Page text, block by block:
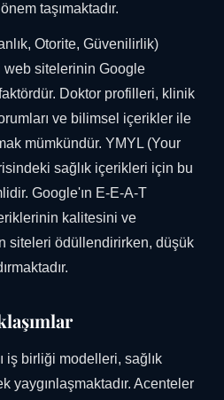
taşımaktadır.
Otorite, Güvenilirlik)
web sitelerinin Google
Doktor profilleri, klinik
ve bilimsel içerikler ile
mümkündür. YMYL (Your
sağlık içerikleri için bu
Google'ın E-E-A-T
kalitesini ve
siteleri ödüllendirirken, düşük
iş birliği modelleri, sağlık
yaygınlaşmaktadır. Acenteler